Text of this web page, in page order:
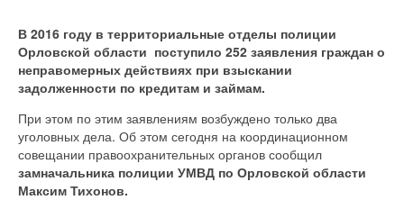
В 2016 году в территориальные отделы полиции
Орловской области поступило 252 заявления граждан о
неправомерных действиях при взыскании
задолженности по кредитам и займам.
При этом по этим заявлениям возбуждено только два
уголовных дела. Об этом сегодня на координационном
совещании правоохранительных органов сообщил
замначальника полиции УМВД по Орловской области
Максим Тихонов.